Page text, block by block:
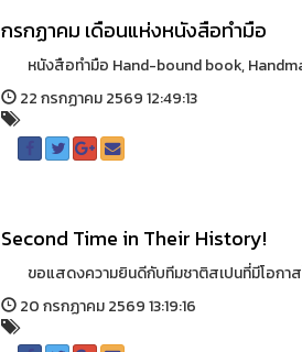
กรกฏาคม เดือนแห่งหนังสือทำมือ
หนังสือทำมือ Hand-bound book,
22 กรกฏาคม 2569 12:49:13
Second Time in Their History!
ขอแสดงความยินดีกับทีมชาติสเปนที่มีโอกา
20 กรกฏาคม 2569 13:19:16